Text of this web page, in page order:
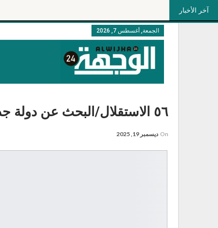
آخر الأخبار
الجمعة, أغسطس 7, 2026
٥٦ الاستقلال/البحث عن دولة جديدة!
On ديسمبر 19, 2025